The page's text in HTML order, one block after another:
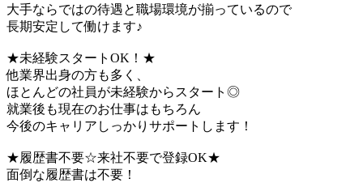
大手ならではの待遇と職場環境が揃っているので
長期安定して働けます♪
★未経験スタートOK！★
他業界出身の方も多く、
ほとんどの社員が未経験からスタート◎
就業後も現在のお仕事はもちろん
今後のキャリアしっかりサポートします！
★履歴書不要☆来社不要で登録OK★
面倒な履歴書は不要！